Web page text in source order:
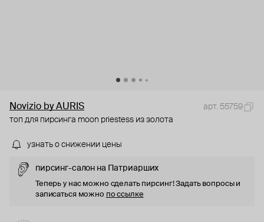
Novizio by AURIS
арт. 55759
топ для пирсинга moon priestess из золота
узнать о снижении цены
пирсинг-салон на Патриарших
Теперь у нас можно сделать пирсинг! Задать вопросы и
записаться можно по ссылке